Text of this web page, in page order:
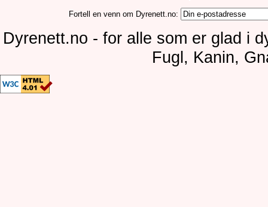
Fortell en venn om Dyrenett.no:
Dyrenett.no - for alle som er glad i
Fugl, Kanin,